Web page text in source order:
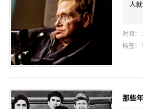
人
时间：
标签：
那些